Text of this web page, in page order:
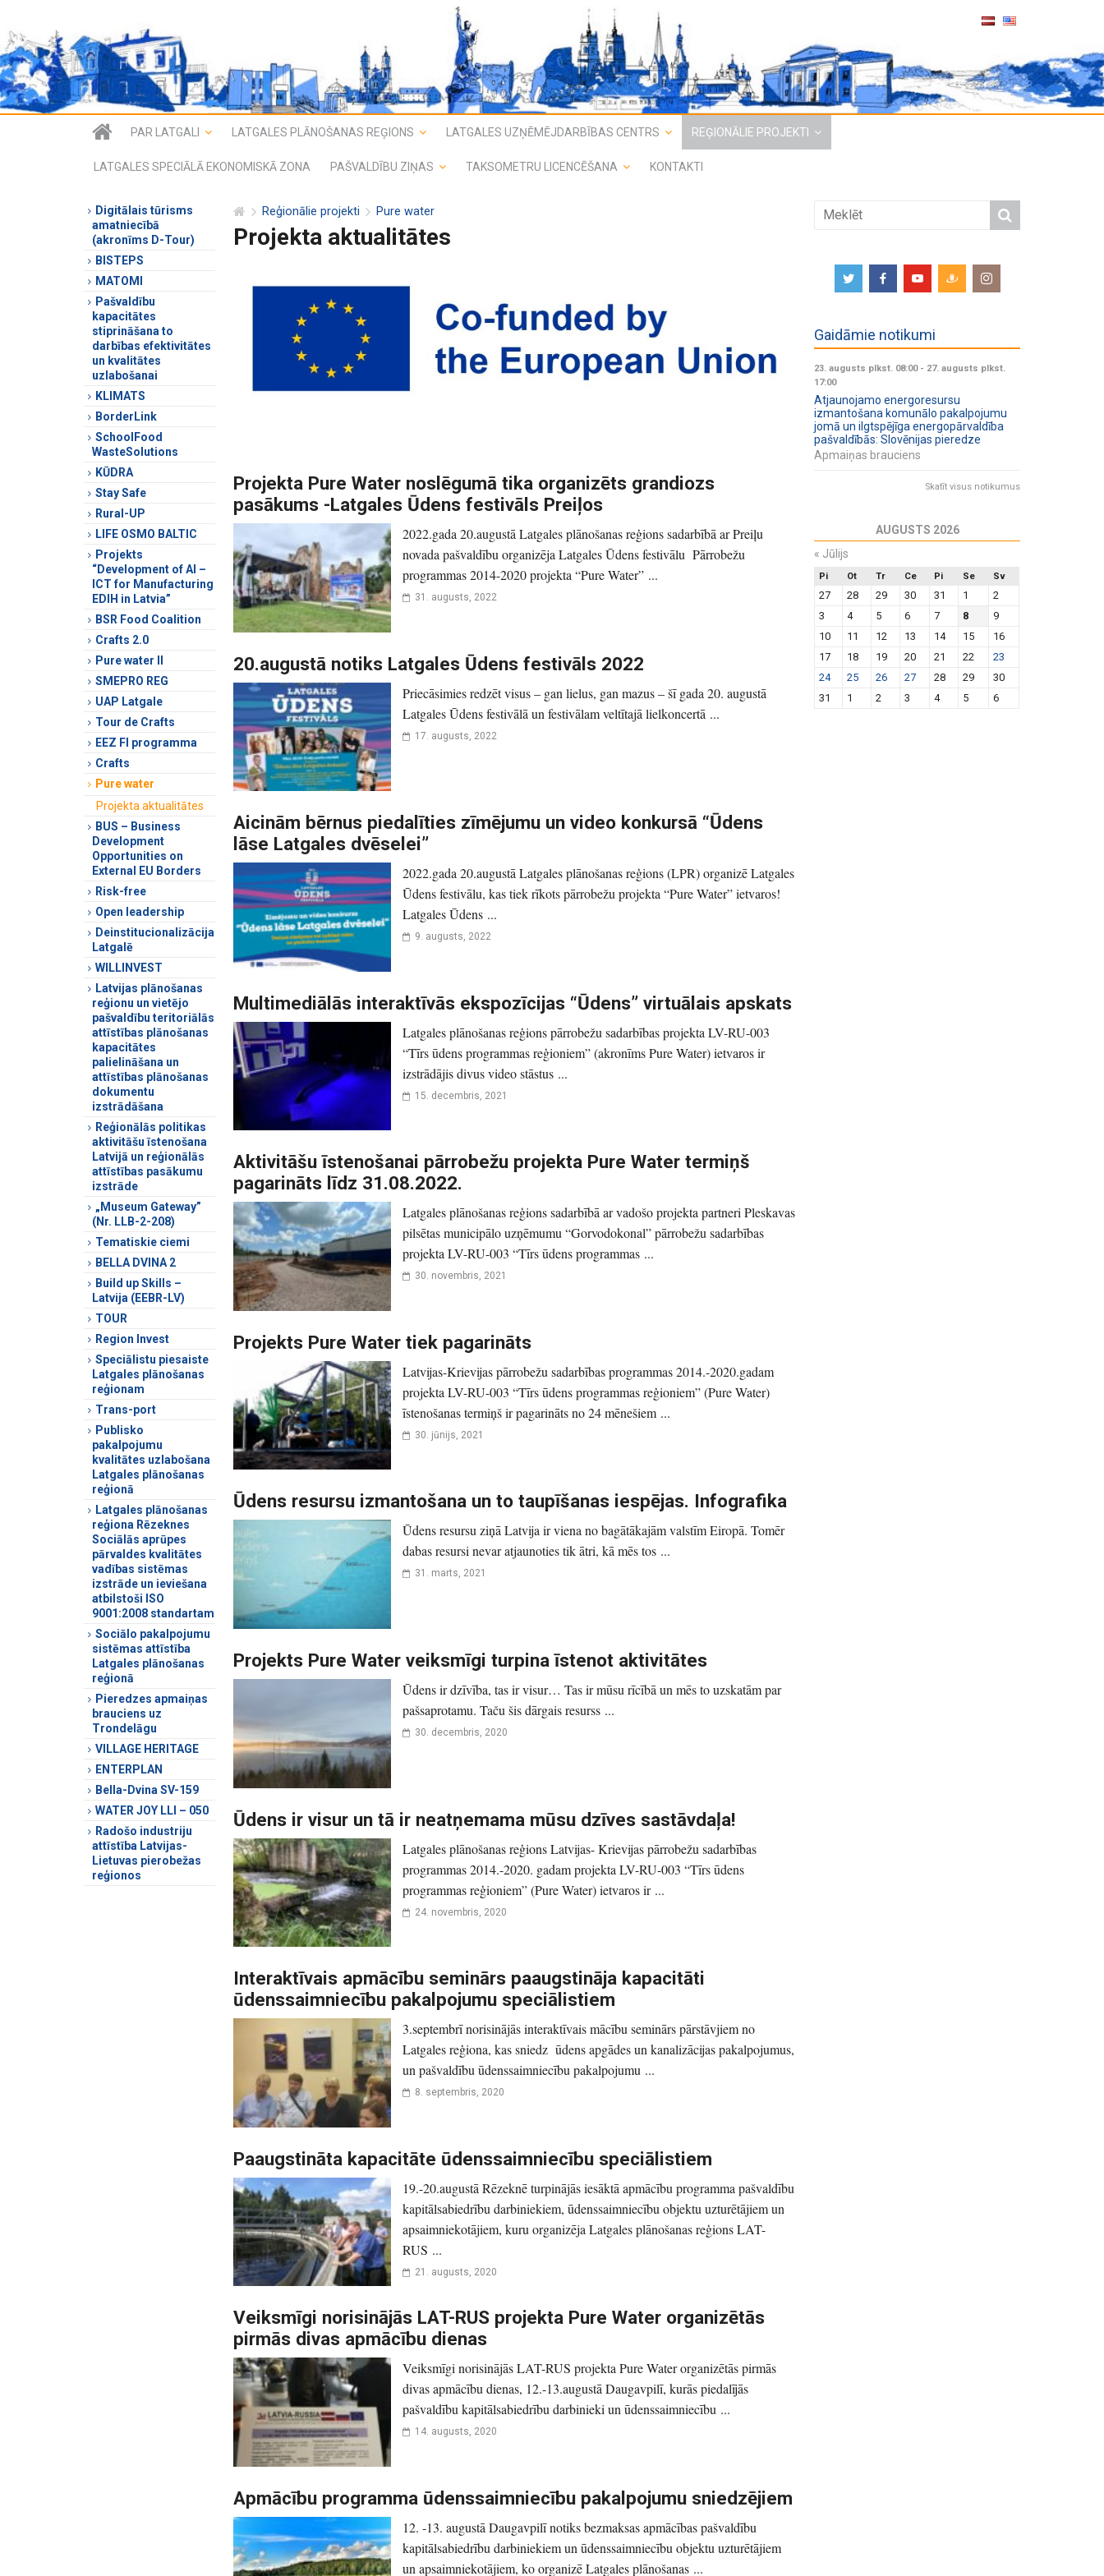
PAR LATGALI LATGALES PLĀNOŠANAS REĢIONS LATGALES UZŅĒMĒJDARBĪBAS CENTRS REĢIONĀLIE PROJEKTI
LATGALES SPECIĀLĀ EKONOMISKĀ ZONA PAŠVALDĪBU ZIŅAS TAKSOMETRU LICENCĒŠANA KONTAKTI
Reģionālie projekti Pure water
Projekta aktualitātes
Projekta Pure Water noslēgumā tika organizēts grandiozs
pasākums -Latgales Ūdens festivāls Preiļos
2022.gada 20.augustā Latgales plānošanas reģions sadarbībā ar Preiļu
novada pašvaldību organizēja Latgales Ūdens festivālu Pārrobežu
programmas 2014-2020 projekta “Pure Water” ...
31. augusts, 2022
20.augustā notiks Latgales Ūdens festivāls 2022
Priecāsimies redzēt visus – gan lielus, gan mazus – šī gada 20. augustā
Latgales Ūdens festivālā un festivālam veltītajā lielkoncertā ...
17. augusts, 2022
Aicinām bērnus piedalīties zīmējumu un video konkursā “Ūdens
lāse Latgales dvēselei”
2022.gada 20.augustā Latgales plānošanas reģions (LPR) organizē Latgales
Ūdens festivālu, kas tiek rīkots pārrobežu projekta “Pure Water” ietvaros!
Latgales Ūdens ...
9. augusts, 2022
Multimediālās interaktīvās ekspozīcijas “Ūdens” virtuālais apskats
Latgales plānošanas reģions pārrobežu sadarbības projekta LV-RU-003
“Tīrs ūdens programmas reģioniem” (akronīms Pure Water) ietvaros ir
izstrādājis divus video stāstus ...
15. decembris, 2021
Aktivitāšu īstenošanai pārrobežu projekta Pure Water termiņš
pagarināts līdz 31.08.2022.
Latgales plānošanas reģions sadarbībā ar vadošo projekta partneri Pleskavas
pilsētas municipālo uzņēmumu “Gorvodokonal” pārrobežu sadarbības
projekta LV-RU-003 “Tīrs ūdens programmas ...
30. novembris, 2021
Projekts Pure Water tiek pagarināts
Latvijas-Krievijas pārrobežu sadarbības programmas 2014.-2020.gadam
projekta LV-RU-003 “Tīrs ūdens programmas reģioniem” (Pure Water)
īstenošanas termiņš ir pagarināts no 24 mēnešiem ...
30. jūnijs, 2021
Ūdens resursu izmantošana un to taupīšanas iespējas. Infografika
Ūdens resursu ziņā Latvija ir viena no bagātākajām valstīm Eiropā. Tomēr
dabas resursi nevar atjaunoties tik ātri, kā mēs tos ...
31. marts, 2021
Projekts Pure Water veiksmīgi turpina īstenot aktivitātes
Ūdens ir dzīvība, tas ir visur… Tas ir mūsu rīcībā un mēs to uzskatām par
pašsaprotamu. Taču šis dārgais resurss ...
30. decembris, 2020
Ūdens ir visur un tā ir neatņemama mūsu dzīves sastāvdaļa!
Latgales plānošanas reģions Latvijas- Krievijas pārrobežu sadarbības
programmas 2014.-2020. gadam projekta LV-RU-003 “Tīrs ūdens
programmas reģioniem” (Pure Water) ietvaros ir ...
24. novembris, 2020
Interaktīvais apmācību seminārs paaugstināja kapacitāti
ūdenssaimniecību pakalpojumu speciālistiem
3.septembrī norisinājās interaktīvais mācību seminārs pārstāvjiem no
Latgales reģiona, kas sniedz ūdens apgādes un kanalizācijas pakalpojumus,
un pašvaldību ūdenssaimniecību pakalpojumu ...
8. septembris, 2020
Paaugstināta kapacitāte ūdenssaimniecību speciālistiem
19.-20.augustā Rēzeknē turpinājās iesāktā apmācību programma pašvaldību
kapitālsabiedrību darbiniekiem, ūdenssaimniecību objektu uzturētājiem un
apsaimniekotājiem, kuru organizēja Latgales plānošanas reģions LAT-
RUS ...
21. augusts, 2020
Veiksmīgi norisinājās LAT-RUS projekta Pure Water organizētās
pirmās divas apmācību dienas
Veiksmīgi norisinājās LAT-RUS projekta Pure Water organizētās pirmās
divas apmācību dienas, 12.-13.augustā Daugavpilī, kurās piedalījās
pašvaldību kapitālsabiedrību darbinieki un ūdenssaimniecību ...
14. augusts, 2020
Apmācību programma ūdenssaimniecību pakalpojumu sniedzējiem
12. -13. augustā Daugavpilī notiks bezmaksas apmācības pašvaldību
kapitālsabiedrību darbiniekiem un ūdenssaimniecību objektu uzturētājiem
un apsaimniekotājiem, ko organizē Latgales plānošanas ...
Digitālais tūrisms
amatniecībā
(akronīms D-Tour)
BISTEPS
MATOMI
Pašvaldību
kapacitātes
stiprināšana to
darbības efektivitātes
un kvalitātes
uzlabošanai
KLIMATS
BorderLink
SchoolFood
WasteSolutions
KŪDRA
Stay Safe
Rural-UP
LIFE OSMO BALTIC
Projekts
“Development of AI –
ICT for Manufacturing
EDIH in Latvia”
BSR Food Coalition
Crafts 2.0
Pure water II
SMEPRO REG
UAP Latgale
Tour de Crafts
EEZ FI programma
Crafts
Pure water
Projekta aktualitātes
BUS – Business
Development
Opportunities on
External EU Borders
Risk-free
Open leadership
Deinstitucionalizācija
Latgalē
WILLINVEST
Latvijas plānošanas
reģionu un vietējo
pašvaldību teritoriālās
attīstības plānošanas
kapacitātes
palielināšana un
attīstības plānošanas
dokumentu
izstrādāšana
Reģionālās politikas
aktivitāšu īstenošana
Latvijā un reģionālās
attīstības pasākumu
izstrāde
„Museum Gateway”
(Nr. LLB-2-208)
Tematiskie ciemi
BELLA DVINA 2
Build up Skills –
Latvija (EEBR-LV)
TOUR
Region Invest
Speciālistu piesaiste
Latgales plānošanas
reģionam
Trans-port
Publisko
pakalpojumu
kvalitātes uzlabošana
Latgales plānošanas
reģionā
Latgales plānošanas
reģiona Rēzeknes
Sociālās aprūpes
pārvaldes kvalitātes
vadības sistēmas
izstrāde un ieviešana
atbilstoši ISO
9001:2008 standartam
Sociālo pakalpojumu
sistēmas attīstība
Latgales plānošanas
reģionā
Pieredzes apmaiņas
brauciens uz
Trondelāgu
VILLAGE HERITAGE
ENTERPLAN
Bella-Dvina SV-159
WATER JOY LLI – 050
Radošo industriju
attīstība Latvijas-
Lietuvas pierobežas
reģionos
Gaidāmie notikumi
23. augusts plkst. 08:00- 27. augusts plkst.
17:00
Atjaunojamo energoresursu
izmantošana komunālo pakalpojumu
jomā un ilgtspējīga energopārvaldība
pašvaldībās: Slovēnijas pieredze
Apmaiņas brauciens
Skatīt visus notikumus
AUGUSTS 2026
« Jūlijs
Pi Ot Tr Ce Pi Se Sv
27 28 29 30 31 1
2
3
4 5 6 7 8
9
10
11 12 13 14 15
16
17
18 19 20 21 22
23
24
25 26 27 28 29
30
31
1 2 3 4 5 6